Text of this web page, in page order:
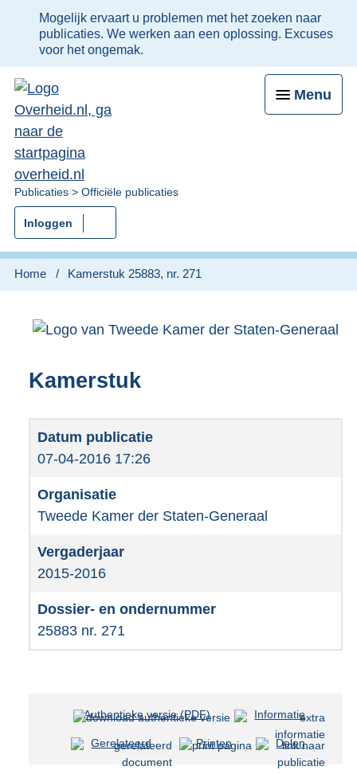
Ter
informatie:
Mogelijk ervaart u problemen met het zoeken naar
publicaties. We werken aan een oplossing. Excuses
voor het ongemak.
Menu
U
bent
nu
hier:
Publicaties Officiële publicaties
Inloggen
Home Kamerstuk 25883, nr. 271
Kamerstuk
07-04-2016 17:26
Tweede Kamer der Staten-Generaal
2015-2016
25883 nr. 271
Authentieke versie (PDF)b
s
Informatie
Gerelateerd Printen Delen